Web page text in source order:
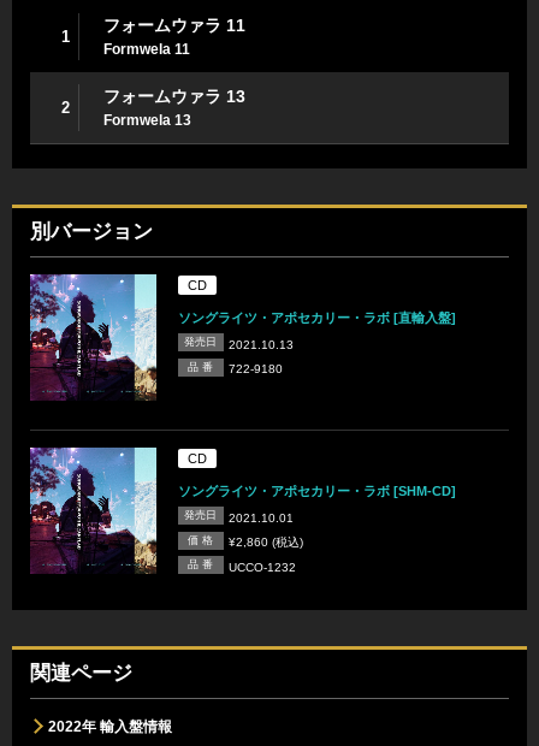
1
フォームウァラ 11
Formwela 11
2
フォームウァラ 13
Formwela 13
別バージョン
CD
ソングライツ・アポセカリー・ラボ [直輸入盤]
発売日 2021.10.13
品 番 722-9180
CD
ソングライツ・アポセカリー・ラボ [SHM-CD]
発売日 2021.10.01
価 格 ¥2,860 (税込)
品 番 UCCO-1232
関連ページ
2022年 輸入盤情報